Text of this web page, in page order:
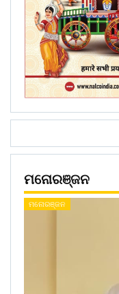
ମନୋରଞ୍ଜନ
ମନୋରଞ୍ଜନ